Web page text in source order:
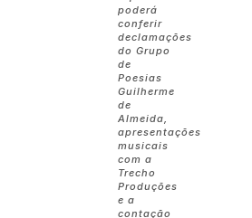
poderá
conferir
declamações
do Grupo
de
Poesias
Guilherme
de
Almeida,
apresentações
musicais
com a
Trecho
Produções
e a
contação